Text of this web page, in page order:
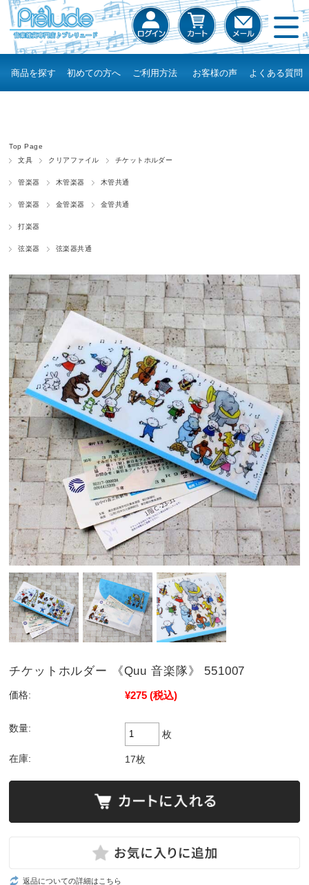
商品を探す 初めての方へ ご利用方法 お客様の声 よくある質問
Top Page
文具
クリアファイル チケットホルダー
管楽器 木管楽器 木管共通
管楽器 金管楽器 金管共通
打楽器
弦楽器 弦楽器共通
チケットホルダー 《Quu 音楽隊》 551007
価格: ¥275 (税込)
数量:
枚
在庫: 17枚
返品についての詳細はこちら